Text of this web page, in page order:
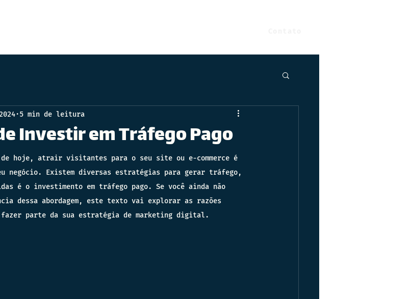
Investir em Tráfego Pago
5 min de leitura
hoje, atrair visitantes para o seu site ou e-commerce é
negócio. Existem diversas estratégias para gerar tráfego,
é o investimento em tráfego pago. Se você ainda não
dessa abordagem, este texto vai explorar as razões
fazer parte da sua estratégia de marketing digital.